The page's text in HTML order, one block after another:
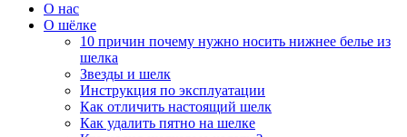
О нас
О шёлке
10 причин почему нужно носить нижнее белье из
шелка
Звезды и шелк
Инструкция по эксплуатации
Как отличить настоящий шелк
Как удалить пятно на шелке